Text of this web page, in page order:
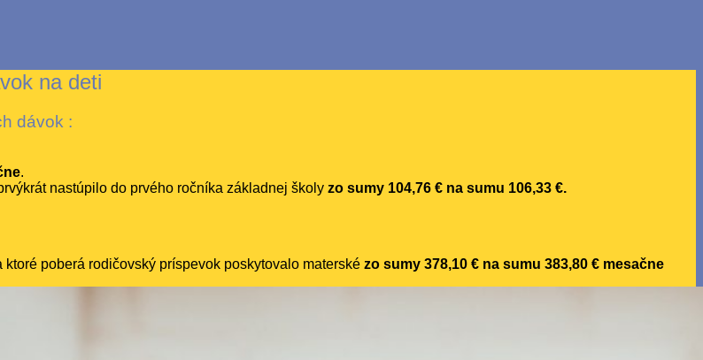
na deti
dávok :
.
nastúpilo do prvého ročníka základnej školy zo sumy 104,76 € na sumu 106,33 €.
poberá rodičovský príspevok poskytovalo materské zo sumy 378,10 € na sumu 383,80 € mesačne